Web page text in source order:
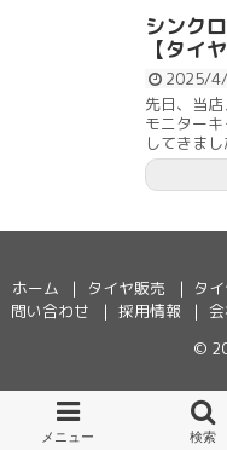
シンク
【タイ
2025/
先日、当
モニター
してきま
ホーム タイヤ販売 タ
問い合わせ
採用情報
©